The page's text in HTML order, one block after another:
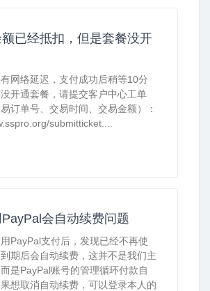
已经抵扣，但是套餐没开
网络延迟，支付成功后稍等10分
开通套餐，请提交客户中心工单
易订单号、交易时间、交易金额）：
submitticket....
会自动续费问题
PayPal支付后，发现已经不再使
期后会自动续费，这并不是我们主
是PayPal账号的管理循环付款自
想取消自动续费，可以登录本人的